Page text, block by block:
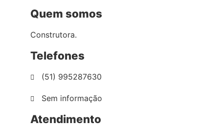
Quem somos
Construtora.
Telefones
(51) 995287630
Sem informação
Atendimento